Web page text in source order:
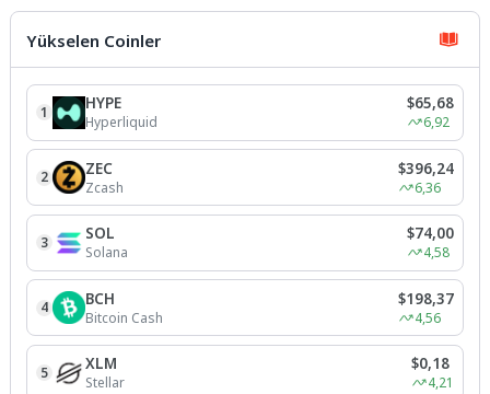
oyunuyla Bağlarbaşı Mahallesi
sakinleriyle buluştu.Maltepe
Belediyesi...
Yükselen Coinler
1 HYPE
Hyperliquid
$65,68
6,92
2 ZEC
Zcash
$396,24
6,36
3 SOL
Solana
$74,00
4,58
4 BCH
Bitcoin Cash
$198,37
4,56
5 XLM
Stellar
$0,18
4,21